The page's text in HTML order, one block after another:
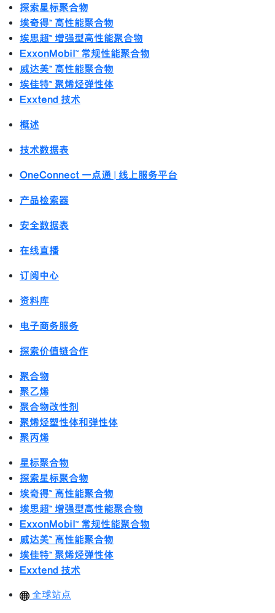
探索星标聚合物
埃奇得™ 高性能聚合物
埃思超™ 增强型高性能聚合物
ExxonMobil™ 常规性能聚合物
威达美™ 高性能聚合物
埃佳特™ 聚烯烃弹性体
Exxtend 技术
概述
技术数据表
OneConnect 一点通 | 线上服务平台
产品检索器
安全数据表
在线直播
订阅中心
资料库
电子商务服务
探索价值链合作
聚合物
聚乙烯
聚合物改性剂
聚烯烃塑性体和弹性体
聚丙烯
星标聚合物
探索星标聚合物
埃奇得™ 高性能聚合物
埃思超™ 增强型高性能聚合物
ExxonMobil™ 常规性能聚合物
威达美™ 高性能聚合物
埃佳特™ 聚烯烃弹性体
Exxtend 技术
全球站点